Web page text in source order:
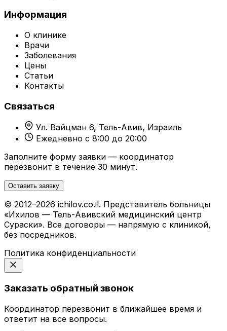
Информация
О клинике
Врачи
Заболевания
Цены
Статьи
Контакты
Связаться
Ул. Вайцман 6, Тель-Авив, Израиль
Ежедневно с 8:00 до 20:00
Заполните форму заявки — координатор
перезвонит в течение 30 минут.
Оставить заявку
© 2012–2026 ichilov.co.il. Представитель больницы
«Ихилов — Тель-Авивский медицинский центр
Сураски». Все договоры — напрямую с клиникой,
без посредников.
Политика конфиденциальности
Заказать обратный звонок
Координатор перезвонит в ближайшее время и
ответит на все вопросы.